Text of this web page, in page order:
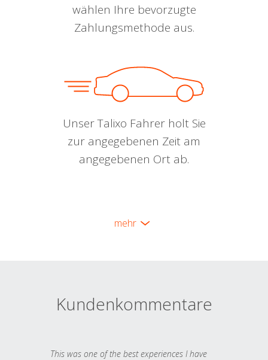
wählen Ihre bevorzugte
Zahlungsmethode aus.
Unser Talixo Fahrer holt Sie
zur angegebenen Zeit am
angegebenen Ort ab.
mehr
Kundenkommentare
This was one of the best experiences I have